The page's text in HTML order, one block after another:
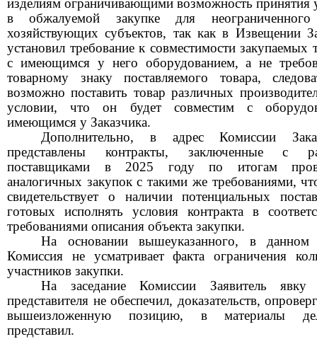
изделиям ограничивающими возможность принятия
в обжалуемой закупке для
хозяйствующих субъектов, так как в Извещении
установил требование к совместимости закупаемых
с имеющимся у него оборудованием, а не
товарному знаку поставляемого товара,
возможно поставить товар различных
условии, что он будет совместим с
имеющимся у Заказчика.
Дополнительно, в адрес Комиссии
представлены контракты, заключенные с
поставщиками в 2025 году по итогам
аналогичных закупок с такими же требованиями,
свидетельствует о наличии потенциальных
готовых исполнять условия контракта в
требованиями описания объекта закупки.
На основании вышеуказанного, в данном
Комиссия не усматривает факта ограничения
участников закупки.
На заседание Комиссии Заявитель явку
представителя не обеспечил, доказательств,
вышеизложенную позицию, в материалы
представил.